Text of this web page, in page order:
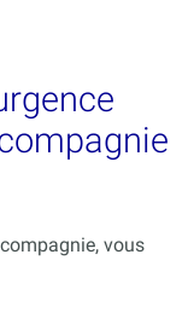
vous